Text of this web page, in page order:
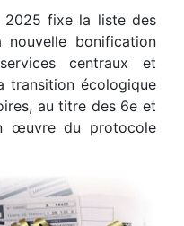
2025 fixe la liste des
bonification
centraux et
transition écologique
au titre des 6e et
œuvre du protocole